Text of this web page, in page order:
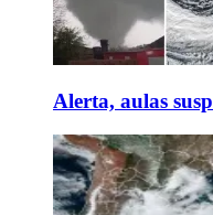
Alerta, aulas